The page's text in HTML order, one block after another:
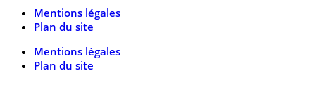
Mentions légales
Plan du site
Mentions légales
Plan du site